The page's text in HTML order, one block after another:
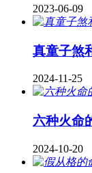
2023-06-09
真童子煞
2024-11-25
六种火命
2024-10-20